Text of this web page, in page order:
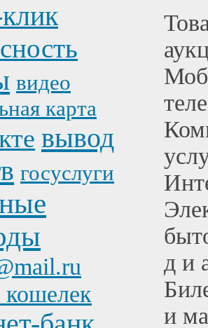
видео
карта
вывод
госуслуги
д и
и